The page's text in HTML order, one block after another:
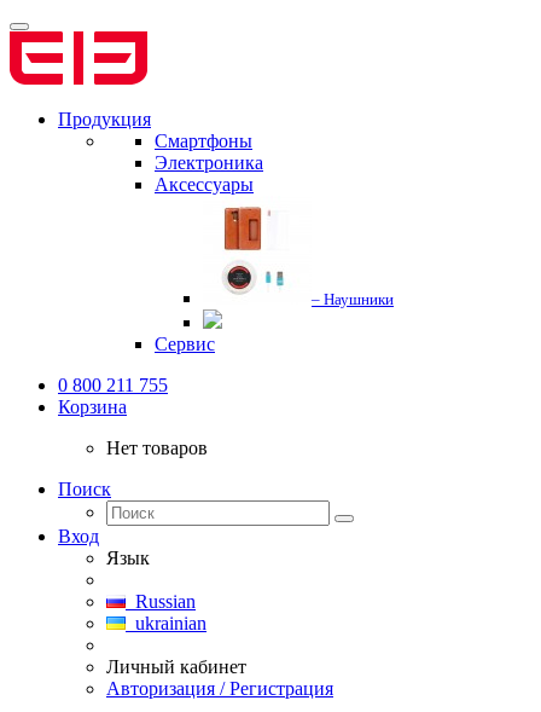
Продукция
Смартфоны
Электроника
Аксессуары
– Наушники
Сервис
0 800 211 755
Корзина
Нет товаров
Поиск
Вход
Язык
Russian
ukrainian
Личный кабинет
Авторизация / Регистрация